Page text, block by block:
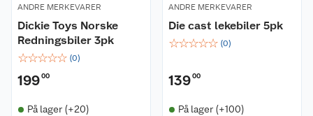
ANDRE MERKEVARER
Dickie Toys Norske
Redningsbiler 3pk
☆☆☆☆☆ (0)
19900
På lager (+20)
ANDRE MERKEVARER
Die cast lekebiler 5pk
☆☆☆☆☆ (0)
13900
På lager (+100)